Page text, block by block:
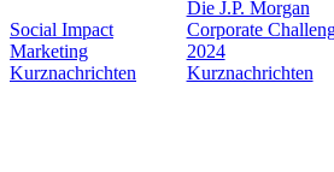
Social Impact
Marketing
Kurznachrichten
Die J.P. Morgan
Corporate
2024
Kurznachrichten